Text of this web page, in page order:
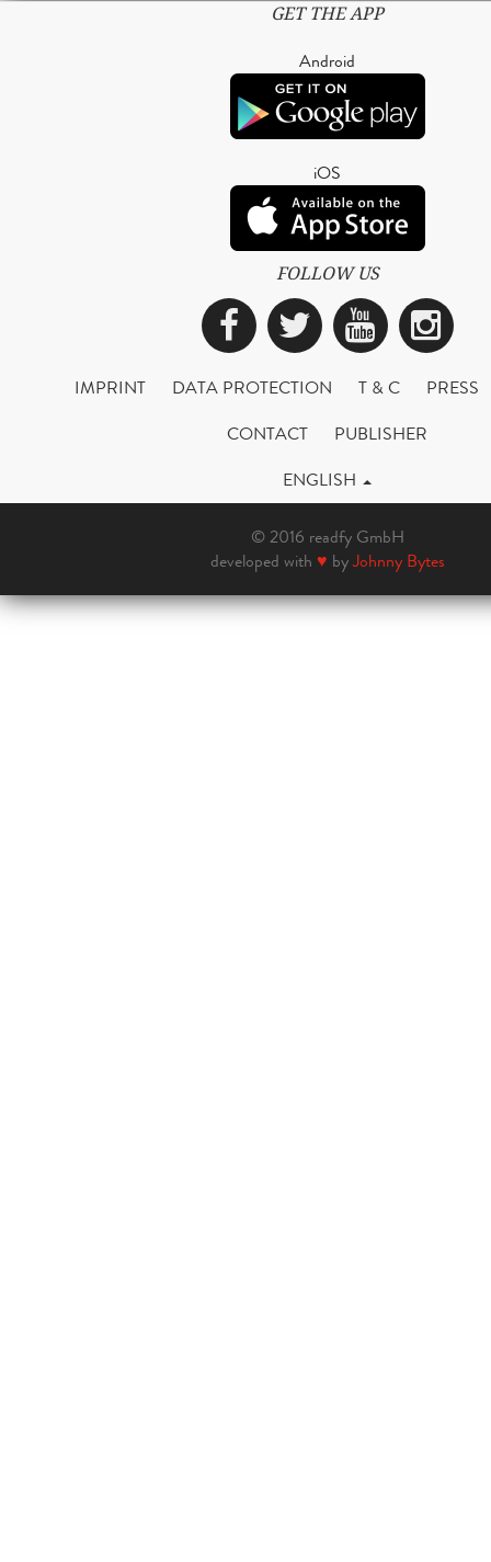
GET THE APP
Android
iOS
FOLLOW US
Facebook
Twitter
IMPRINT DATA PROTECTION T & C
PRESS
CONTACT
PUBLISHER
ENGLISH
© 2016 readfy GmbH
developed with ♥ byJohnny Bytes